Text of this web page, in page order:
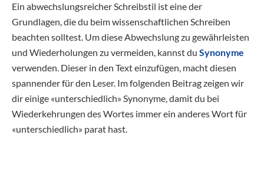
Ein abwechslungsreicher Schreibstil ist eine der
Grundlagen, die du beim wissenschaftlichen Schreiben
beachten solltest. Um diese Abwechslung zu gewährleisten
und Wiederholungen zu vermeiden, kannst du Synonyme
verwenden. Dieser in den Text einzufügen, macht diesen
spannender für den Leser. Im folgenden Beitrag zeigen wir
dir einige «unterschiedlich» Synonyme, damit du bei
Wiederkehrungen des Wortes immer ein anderes Wort für
«unterschiedlich» parat hast.